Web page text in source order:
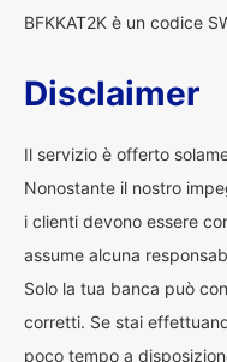
BFKKAT2K è un codice
Disclaimer
Il servizio è offerto
Nonostante il nostro
i clienti devono essere
assume alcuna
Solo la tua banca può
corretti. Se stai
poco tempo a